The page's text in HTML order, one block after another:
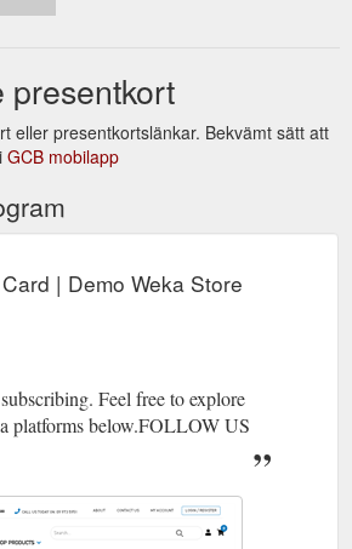
presentkort
eller presentkortslänkar. Bekvämt sätt att
GCB mobilapp
| Demo Weka Store
Feel free to explore
platforms below.FOLLOW US